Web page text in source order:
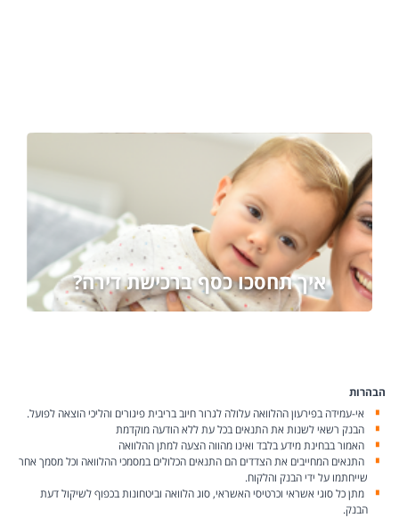
איך תחסכו כסף ברכישת דירה?
הבהרות
אי-עמידה בפירעון ההלוואה עלולה לגרור חיוב בריבית פיגורים והליכי הוצאה לפועל.
הבנק רשאי לשנות את התנאים בכל עת ללא הודעה מוקדמת
האמור בבחינת מידע בלבד ואינו מהווה הצעה למתן ההלוואה
התנאים המחייבים את הצדדים הם התנאים הכלולים במסמכי ההלוואה וכל מסמך אחר
שייחתמו על ידי הבנק והלקוח.
מתן כל סוגי אשראי וכרטיסי האשראי, סוג הלוואה וביטחונות בכפוף לשיקול דעת
הבנק.